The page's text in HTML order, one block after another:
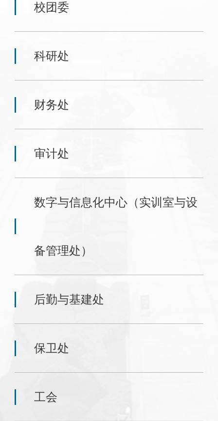
校团委
科研处
财务处
审计处
数字与信息化中心（实训室与设
备管理处）
后勤与基建处
保卫处
工会